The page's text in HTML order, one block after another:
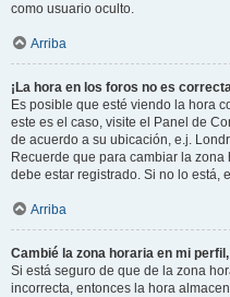
como usuario oculto.
Arriba
¡La hora en los foros no es
Es posible que esté viendo la hora
este es el caso, visite el Panel de
de acuerdo a su ubicación, e.j.
Recuerde que para cambiar la
debe estar registrado. Si no lo está,
Arriba
Cambié la zona horaria en mi
Si está seguro de que de la zona
incorrecta, entonces la hora